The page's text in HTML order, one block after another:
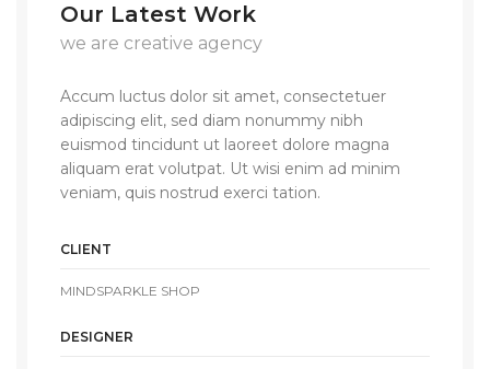
Our Latest Work
we are creative agency
Accum luctus dolor sit amet, consectetuer
adipiscing elit, sed diam nonummy nibh
euismod tincidunt ut laoreet dolore magna
aliquam erat volutpat. Ut wisi enim ad minim
veniam, quis nostrud exerci tation.
CLIENT
MINDSPARKLE SHOP
DESIGNER